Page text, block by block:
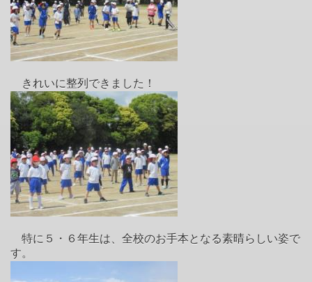
きれいに整列できました！
特に５・６年生は、全校のお手本となる素晴らしい姿で
す。